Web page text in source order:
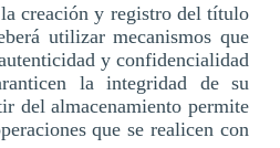
creación y registro del título
utilizar mecanismos que
y confidencialidad
la integridad de su
del almacenamiento permite
que se realicen con